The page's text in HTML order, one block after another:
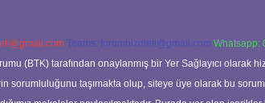
Teams: forumhizmeti@gmail.com Whatsapp:
(BTK) tarafından onaylanmış bir Yer Sağlayıcı
sorumluluğunu taşımakta olup, siteye üye olarak bu